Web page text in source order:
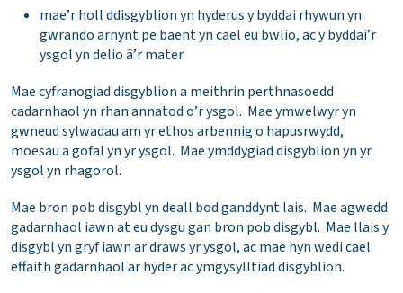
mae’r holl ddisgyblion yn hyderus y byddai rhywun yn
gwrando arnynt pe baent yn cael eu bwlio, ac y byddai’r
ysgol yn delio â’r mater.
Mae cyfranogiad disgyblion a meithrin perthnasoedd
cadarnhaol yn rhan annatod o’r ysgol. Mae ymwelwyr yn
gwneud sylwadau am yr ethos arbennig o hapusrwydd,
moesau a gofal yn yr ysgol. Mae ymddygiad disgyblion yn yr
ysgol yn rhagorol.
Mae bron pob disgybl yn deall bod ganddynt lais. Mae agwedd
gadarnhaol iawn at eu dysgu gan bron pob disgybl. Mae llais y
disgybl yn gryf iawn ar draws yr ysgol, ac mae hyn wedi cael
effaith gadarnhaol ar hyder ac ymgysylltiad disgyblion.